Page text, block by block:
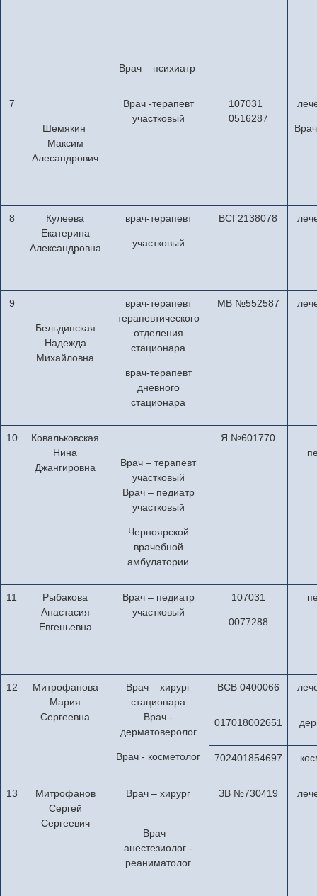
Врач – психиатр
7
Шемякин
Максим
Алесандрович
Врач -терапевт
участковый
107031
0516287
8
Кулеева
Екатерина
Александровна
врач-терапевт
участковый
ВСГ2138078
9
Бельдинская
Надежда
Михайловна
врач-терапевт
терапевтического
отделения
стационара
врач-терапевт
дневного
стационара
МВ №552587
10
Ковальковская
Нина
Джангировна
Врач – терапевт
участковый
Врач – педиатр
участковый
Черноярской
врачебной
амбулатории
Я №601770
11
Рыбакова
Анастасия
Евгеньевна
Врач – педиатр
участковый
107031
0077288
12
Митрофанова
Мария
Сергеевна
Врач – хирург
стационара
Врач -
дерматоверолог
Врач - косметолог
ВСВ 0400066
017018002651
702401854697
13
Митрофанов
Сергей
Сергеевич
Врач – хирург
Врач –
анестезиолог -
реаниматолог
ЗВ №730419